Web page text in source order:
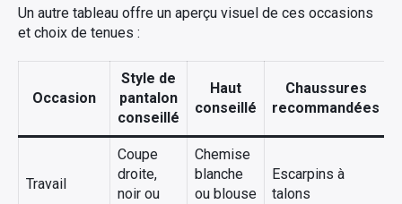
Un autre tableau offre un aperçu visuel de ces occasions
et choix de tenues :
Occasion
Style de
pantalon
conseillé
Haut
conseillé
Chaussures
recommandées
Travail
Coupe
droite,
noir ou
Chemise
blanche
ou blouse
Escarpins à
talons